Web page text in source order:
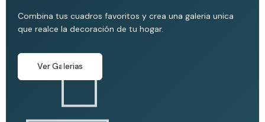
Combina tus cuadros favoritos y crea una galeria unica
que realce la decoración de tu hogar.
Ver Galerias